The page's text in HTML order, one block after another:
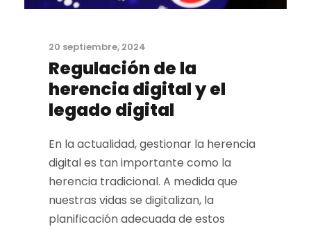
20 septiembre, 2024
Regulación de la
herencia digital y el
legado digital
En la actualidad, gestionar la herencia
digital es tan importante como la
herencia tradicional. A medida que
nuestras vidas se digitalizan, la
planificación adecuada de estos